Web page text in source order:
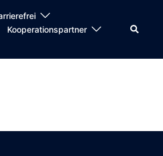
Kooperationspartner
Suche